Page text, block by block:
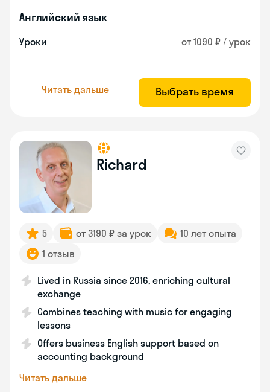
Английский язык
Уроки от 1090 ₽ / урок
Читать дальше Выбрать время
Richard
5 от 3190 ₽ за урок
10 лет опыта
1 отзыв
Lived in Russia since 2016, enriching cultural
exchange
Combines teaching with music for engaging
lessons
Offers business English support based on
accounting background
Читать дальше